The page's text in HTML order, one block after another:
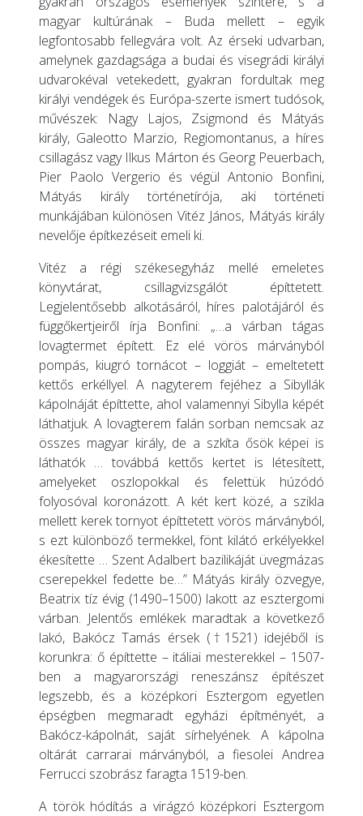
magyar kultúrának – Buda mellett – egyik
legfontosabb fellegvára volt. Az érseki udvarban,
amelynek gazdagsága a budai és visegrádi királyi
udvarokéval vetekedett, gyakran fordultak meg
királyi vendégek és Európa-szerte ismert tudósok,
művészek: Nagy Lajos, Zsigmond és Mátyás
király, Galeotto Marzio, Regiomontanus, a híres
csillagász vagy Ilkus Márton és Georg Peuerbach,
Pier Paolo Vergerio és végül Antonio Bonfini,
Mátyás király történetírója, aki történeti
munkájában különösen Vitéz János, Mátyás király
nevelője építkezéseit emeli ki.
Vitéz a régi székesegyház mellé emeletes
könyvtárat, csillagvizsgálót építtetett.
Legjelentősebb alkotásáról, híres palotájáról és
függőkertjeiről írja Bonfini: „…a várban tágas
lovagtermet épített. Ez elé vörös márványból
pompás, kiugró tornácot – loggiát – emeltetett
kettős erkéllyel. A nagyterem fejéhez a Sibyllák
kápolnáját építtette, ahol valamennyi Sibylla képét
láthatjuk. A lovagterem falán sorban nemcsak az
összes magyar király, de a szkíta ősök képei is
láthatók … továbbá kettős kertet is létesített,
amelyeket oszlopokkal és felettük húzódó
folyosóval koronázott. A két kert közé, a szikla
mellett kerek tornyot építtetett vörös márványból,
s ezt különböző termekkel, fönt kilátó erkélyekkel
ékesítette … Szent Adalbert bazilikáját üvegmázas
cserepekkel fedette be…” Mátyás király özvegye,
Beatrix tíz évig (1490–1500) lakott az esztergomi
várban. Jelentős emlékek maradtak a következő
lakó, Bakócz Tamás érsek (†1521) idejéből is
korunkra: ő építtette – itáliai mesterekkel – 1507-
ben a magyarországi reneszánsz építészet
legszebb, és a középkori Esztergom egyetlen
épségben megmaradt egyházi építményét, a
Bakócz-kápolnát, saját sírhelyének. A kápolna
oltárát carrarai márványból, a fiesolei Andrea
Ferrucci szobrász faragta 1519-ben.
A török hódítás a virágzó középkori Esztergom